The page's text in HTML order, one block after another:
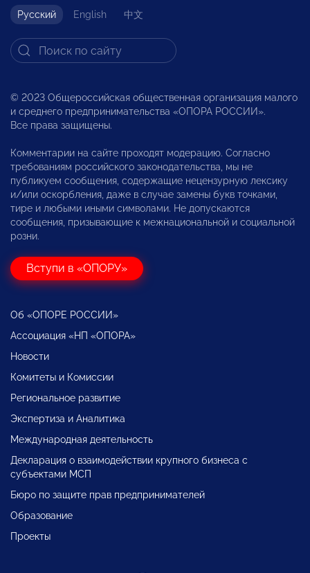
Русский English 中文
© 2023 Общероссийская общественная организация малого
и среднего предпринимательства «ОПОРА РОССИИ».
Все права защищены.
Комментарии на сайте проходят модерацию. Согласно
требованиям российского законодательства, мы не
публикуем сообщения, содержащие нецензурную лексику
и/или оскорбления, даже в случае замены букв точками,
тире и любыми иными символами. Не допускаются
сообщения, призывающие к межнациональной и социальной
розни.
Вступи в «ОПОРУ»
Об «ОПОРЕ РОССИИ»
Ассоциация «НП «ОПОРА»
Новости
Комитеты и Комиссии
Региональное развитие
Экспертиза и Аналитика
Международная деятельность
Декларация о взаимодействии крупного бизнеса с
субъектами МСП
Бюро по защите прав предпринимателей
Образование
Проекты